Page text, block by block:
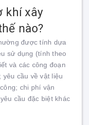
khí xây
nào?
được tính dựa
sử dụng (tính theo
và các công đoạn
cầu về vật liệu
chi phí vận
cầu đặc biệt khác